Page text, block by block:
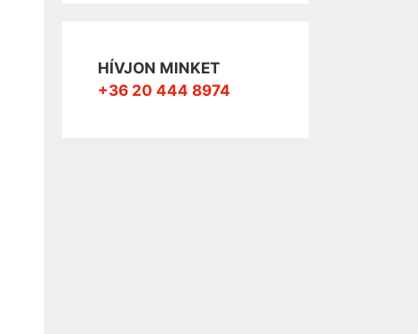
HÍVJON MINKET
+36 20 444 8974